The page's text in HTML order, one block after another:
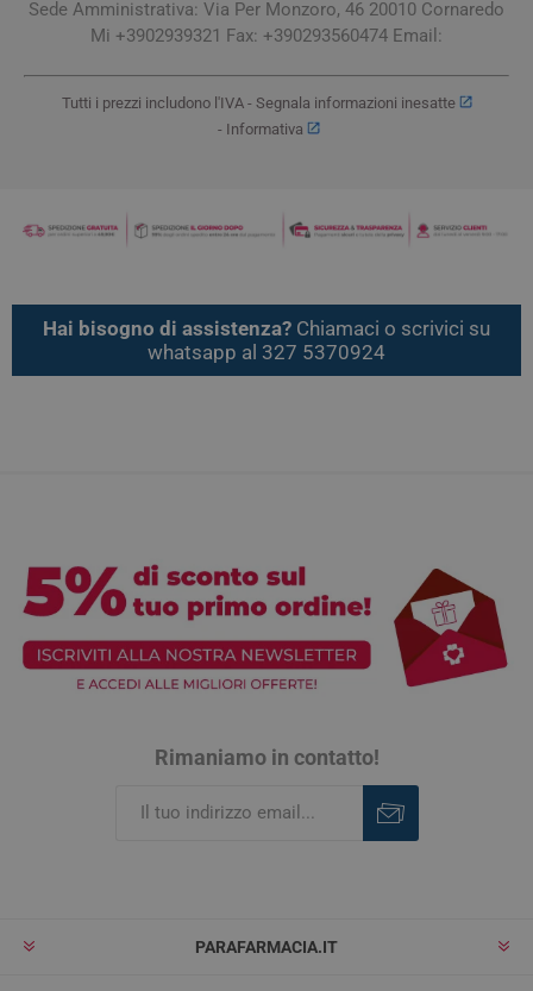
Sede Amministrativa: Via Per Monzoro, 46 20010 Cornaredo
Mi +3902939321 Fax: +390293560474 Email:
Tutti i prezzi includono l'IVA - Segnala informazioni inesatte
- Informativa
Hai bisogno di assistenza? Chiamaci o scrivici su
whatsapp al 327 5370924
Rimaniamo in contatto!
PARAFARMACIA.IT